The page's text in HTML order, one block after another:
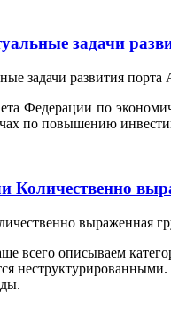
задачи
Федерации по
по повышению
Количественно
всего описываем
неструктурированными.